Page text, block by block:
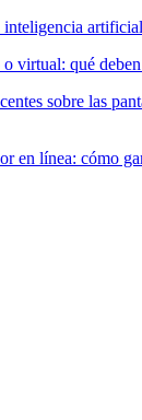
inteligencia
virtual: qué
sobre las
en línea: cómo